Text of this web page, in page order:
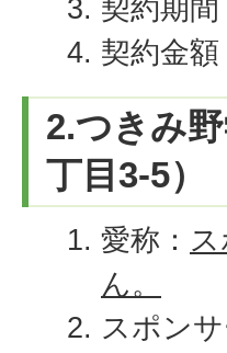
契約期
契約金
2.つきみ
丁目3-5）
愛称：
ん。
スポン